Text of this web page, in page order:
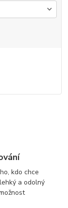
kdo chce
a odolný